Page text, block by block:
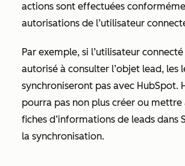
actions sont effectuées
autorisations de l’utilisateur
Par exemple, si l’utilisateur connecté
autorisé à consulter l’objet lead, les
synchroniseront pas avec HubSpot.
pourra pas non plus créer ou mettre
fiches d’informations de leads dans
la synchronisation.